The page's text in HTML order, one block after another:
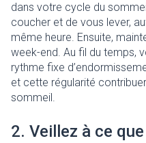
dans votre cycle du
coucher et de vous lever,
même heure. Ensuite,
week-end. Au fil du temps,
rythme fixe
et cette régularité
sommeil.
2. Veillez à ce